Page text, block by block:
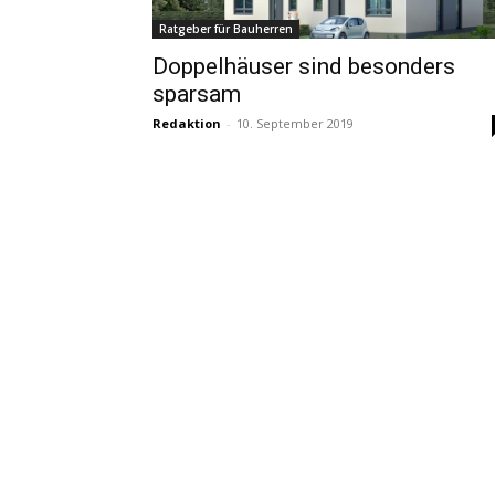
Ratgeber für Bauherren
Doppelhäuser sind besonders
sparsam
Redaktion - 10. September 2019